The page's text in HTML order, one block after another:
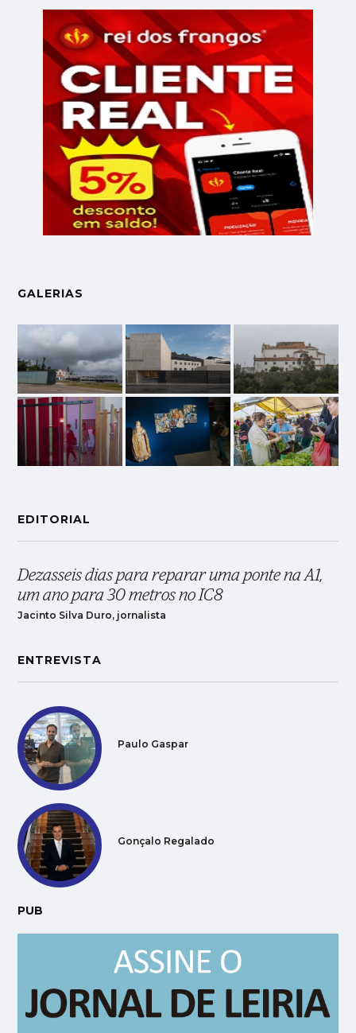
GALERIAS
EDITORIAL
Dezasseis dias para reparar uma ponte na A1,
um ano para 30 metros no IC8
Jacinto Silva Duro, jornalista
ENTREVISTA
Paulo Gaspar
Gonçalo Regalado
PUB